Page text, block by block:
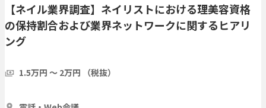
【ネイル業界調査】ネイリストにおける理美容資格
の保持割合および業界ネットワークに関するヒアリ
ング
1.5万円 〜 2万円 （税抜）